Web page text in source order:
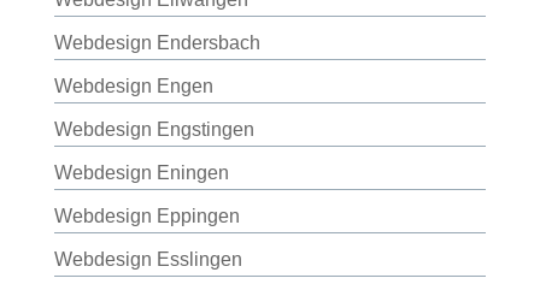
Webdesign Endersbach
Webdesign Engen
Webdesign Engstingen
Webdesign Eningen
Webdesign Eppingen
Webdesign Esslingen